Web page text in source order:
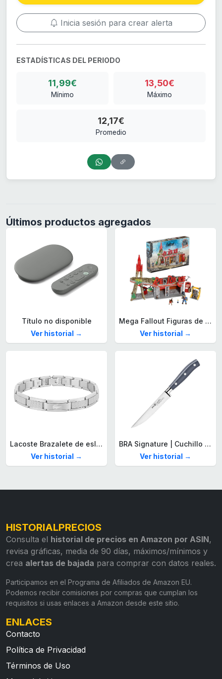
Inicia sesión para crear alerta
ESTADÍSTICAS DEL PERIODO
11,99€
Mínimo
13,50€
Máximo
12,17€
Promedio
Últimos productos agregados
Título no disponible
Ver historial →
Mega Fallout Figuras de acción y Juguetes de construcción, Parada de Camiones Red Rocket con 824 Piezas, 2 Personajes articulados y Accesorios, para coleccionistas, HXT00
Ver historial →
Lacoste Brazalete de eslabón para Hombre Colección STENCIL de Acero inoxidable
Ver historial →
BRA Signature | Cuchillo tomatero 120 mm, Acero Inoxidable alemán forjado con Molibdeno Vanadio, Mango Remachado ABS, Diseño Ergonómico, Hoja 1,6 mm espesor
Ver historial →
HISTORIALPRECIOS
Consulta el historial de precios en Amazon por ASIN,
revisa gráficas, media de 90 días, máximos/mínimos y
crea alertas de bajada para comprar con datos reales.
Participamos en el Programa de Afiliados de Amazon EU.
Podemos recibir comisiones por compras que cumplan los
requisitos si usas enlaces a Amazon desde este sitio.
ENLACES
Contacto
Política de Privacidad
Términos de Uso